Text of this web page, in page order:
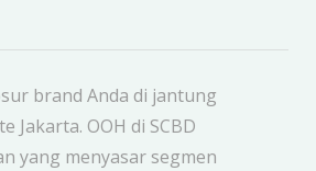
brand Anda di jantung
Jakarta. OOH di SCBD
yang menyasar segmen